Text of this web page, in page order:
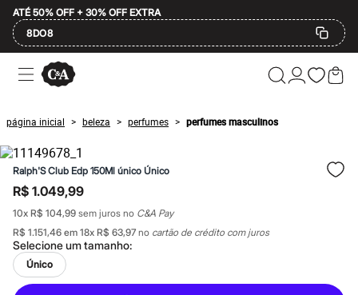
ATÉ 50% OFF + 30% OFF EXTRA
8DO8
Ofertas
Compre por Departamento
Masculino
Infantil
Calçados
Mindse7
Plus Size
Até 20% off
Até 40% off
Até 60% off
A partir de 60% off
Feminino
Em alta
Inverno
Alfaiataria
página inicial > beleza > perfumes > perfumes masculinos
Ralph'S Club Edp 150Ml único Único
R$ 1.049,99
10x R$ 104,99 sem juros no C&A Pay
R$ 1.151,46 em 18x R$ 63,97 no cartão de crédito com juros
Selecione umtamanho:
Único